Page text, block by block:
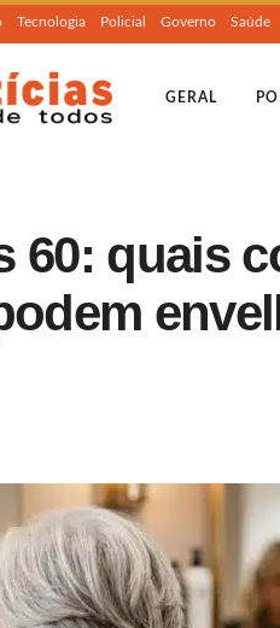
Tecnologia Policial Governo Saúde
GERAL
60: quais